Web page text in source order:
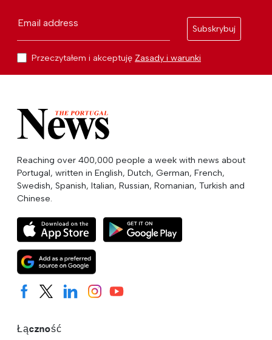
Email address
Subskrybuj
Przeczytałem i akceptuję Zasady i warunki
Reaching over 400,000 people a week with news about
Portugal, written in English, Dutch, German, French,
Swedish, Spanish, Italian, Russian, Romanian, Turkish and
Chinese.
Łączność